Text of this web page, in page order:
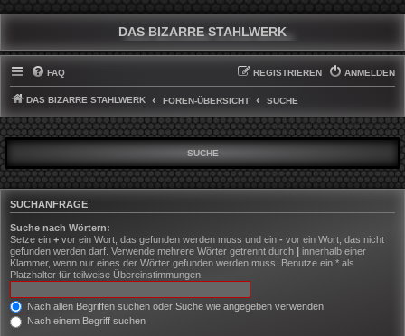
DAS BIZARRE STAHLWERK
FAQ ANMELDEN
REGISTRIEREN
DAS BIZARRE STAHLWERK FOREN-ÜBERSICHT SUCHE
SUCHE
SUCHANFRAGE
Suche nach Wörtern:
Setze ein + vor ein Wort, das gefunden werden muss und ein - vor ein Wort, das nicht
gefunden werden darf. Verwende mehrere Wörter getrennt durch | innerhalb einer
Klammer, wenn nur eines der Wörter gefunden werden muss. Benutze ein * als
Platzhalter für teilweise Übereinstimmungen.
Nach allen Begriffen suchen oder Suche wie angegeben verwenden
Nach einem Begriff suchen